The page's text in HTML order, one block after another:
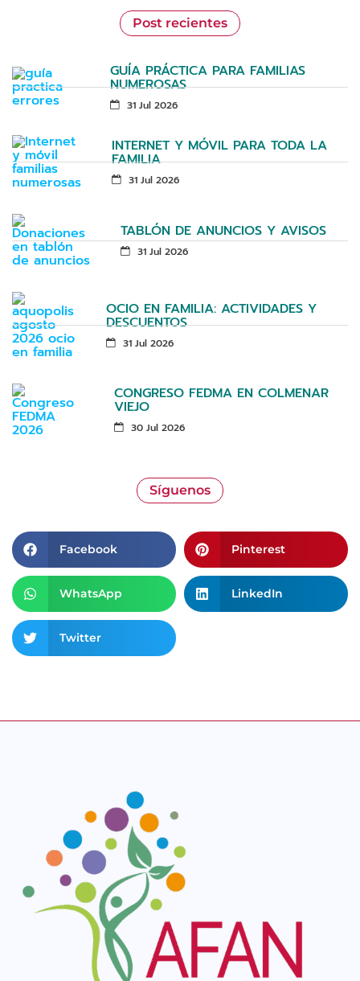
Post recientes
GUÍA PRÁCTICA PARA FAMILIAS
NUMEROSAS
31 Jul 2026
INTERNET Y MÓVIL PARA TODA LA
FAMILIA
31 Jul 2026
TABLÓN DE ANUNCIOS Y AVISOS
31 Jul 2026
OCIO EN FAMILIA: ACTIVIDADES Y
DESCUENTOS
31 Jul 2026
CONGRESO FEDMA EN COLMENAR
VIEJO
30 Jul 2026
Síguenos
Facebook Pinterest
WhatsApp LinkedIn
Twitter